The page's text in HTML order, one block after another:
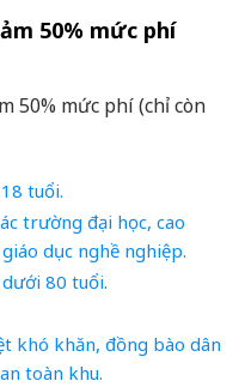
50% mức phí
50% mức phí (chỉ còn
tuổi.
trường đại học, cao
dục nghề nghiệp.
80 tuổi.
khó khăn, đồng bào dân
toàn khu.